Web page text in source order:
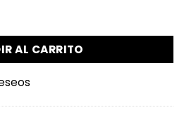
con fondo negro cantidad
AL CARRITO